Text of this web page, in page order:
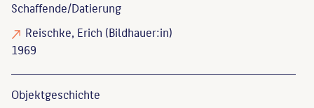
Schaffende/Datierung
Reischke, Erich (Bildhauer:in)
1969
Objekt­geschichte